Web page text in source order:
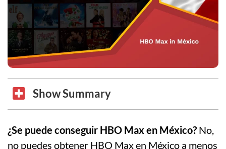
Show Summary
¿Se puede conseguir HBO Max en México? No,
no puedes obtener HBO Max en México a menos